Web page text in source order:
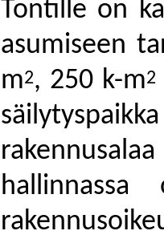
Tontille on
asumiseen
m2, 250 k-m2
hallinnassa